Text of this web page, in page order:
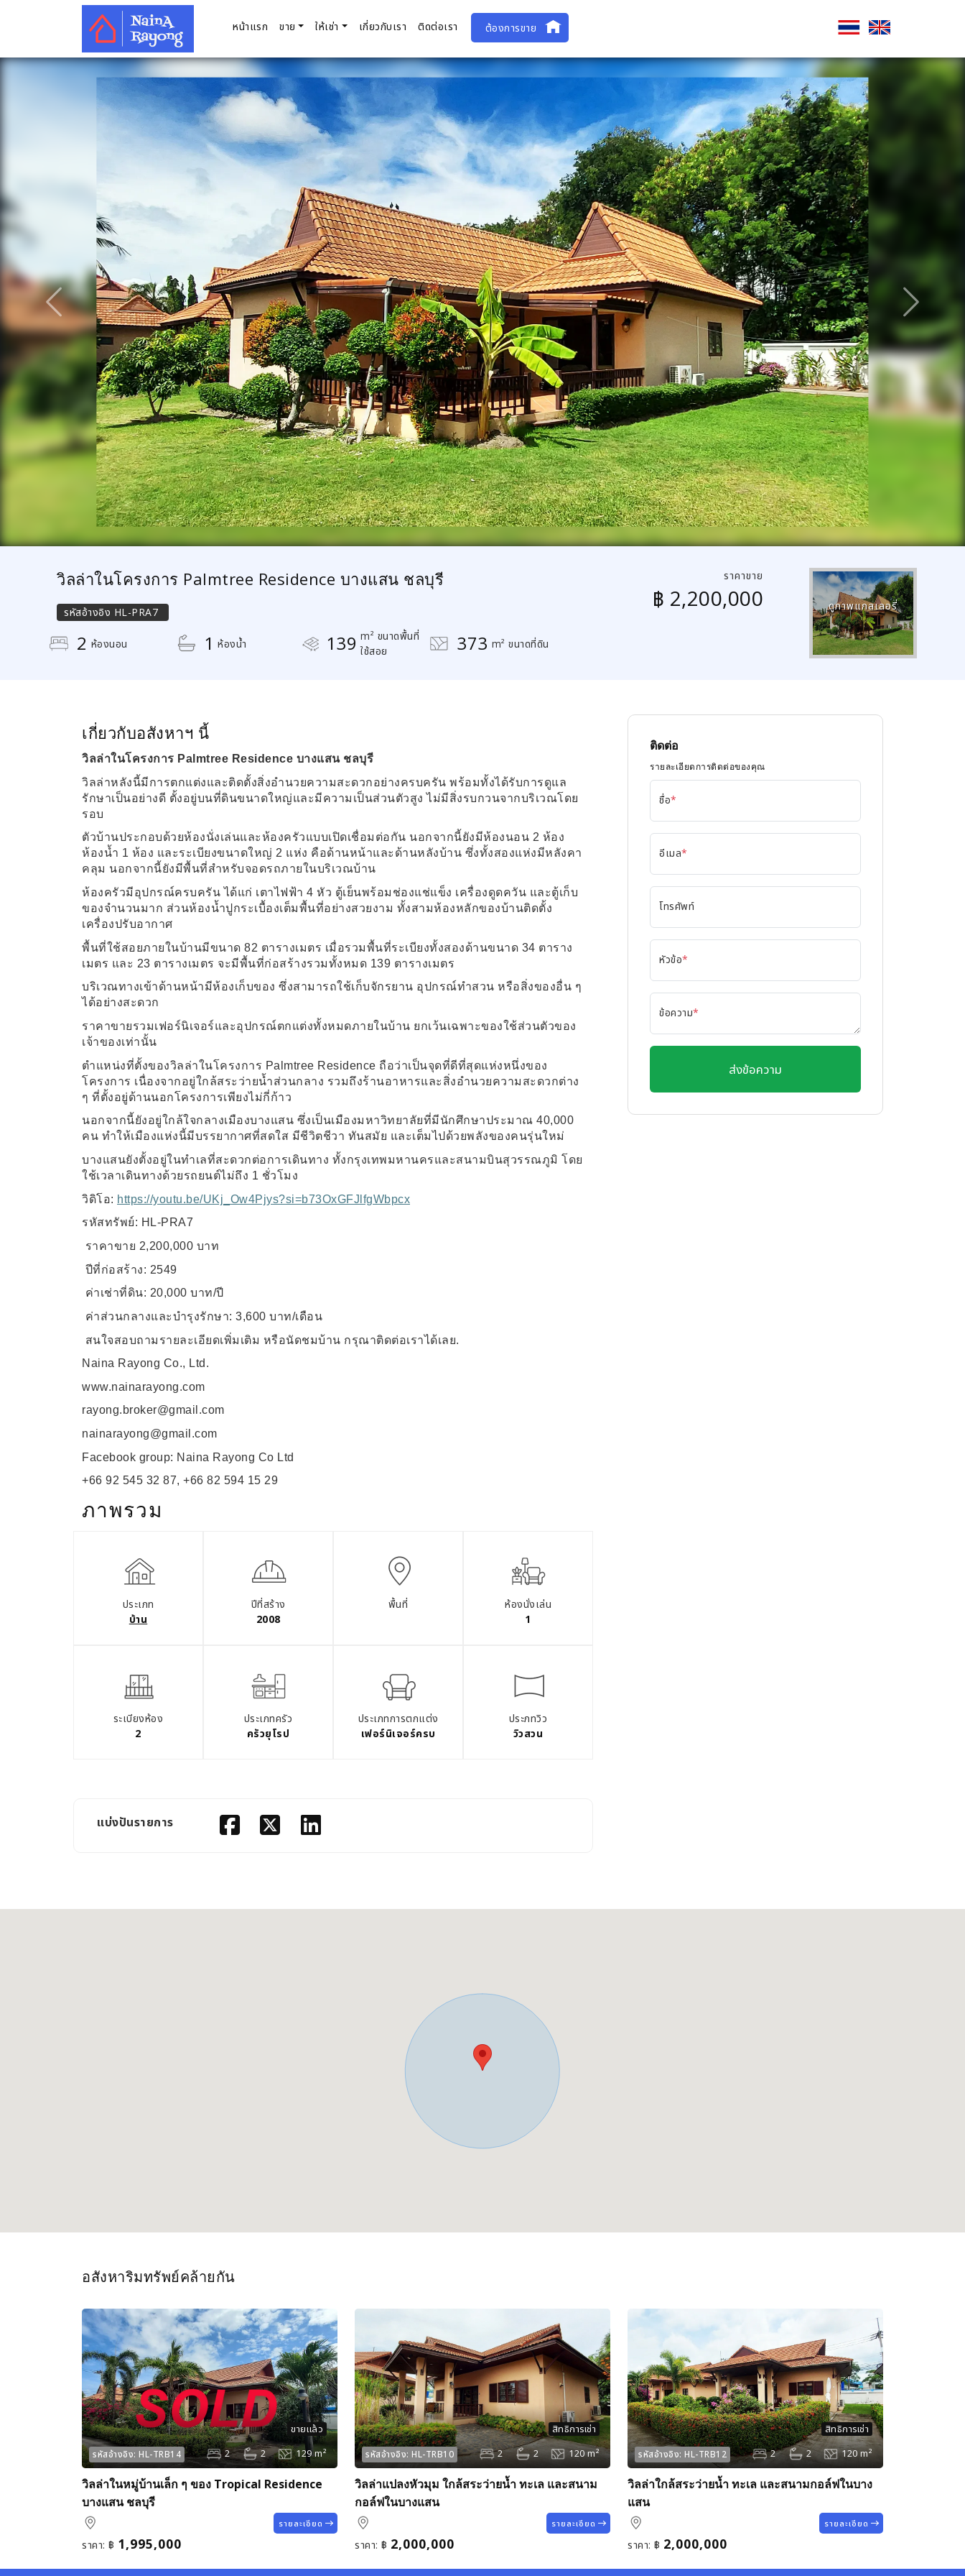
หน้าแรก ขาย ให้เช่า เกี่ยวกับเรา ติดต่อเรา ต้องการขาย
ก่อนหน้า ถัดไป
วิลล่าในโครงการ Palmtree Residence บางแสน ชลบุรี
รหัสอ้างอิง HL-PRA7
2 ห้องนอน 1 ห้องน้ำ 139 m² ขนาดพื้นที่
ใช้สอย
373 m² ขนาดที่ดิน
ราคาขาย
฿ 2,200,000 ดูภาพแกลเลอรี่
เกี่ยวกับอสังหาฯ นี้
วิลล่าในโครงการ Palmtree Residence บางแสน ชลบุรี
วิลล่าหลังนี้มีการตกแต่งและติดตั้งสิ่งอำนวยความสะดวกอย่างครบครัน พร้อมทั้งได้รับการดูแล
รักษาเป็นอย่างดี ตั้งอยู่บนที่ดินขนาดใหญ่และมีความเป็นส่วนตัวสูง ไม่มีสิ่งรบกวนจากบริเวณโดย
รอบ
ตัวบ้านประกอบด้วยห้องนั่งเล่นและห้องครัวแบบเปิดเชื่อมต่อกัน นอกจากนี้ยังมีห้องนอน 2 ห้อง
ห้องน้ำ 1 ห้อง และระเบียงขนาดใหญ่ 2 แห่ง คือด้านหน้าและด้านหลังบ้าน ซึ่งทั้งสองแห่งมีหลังคา
คลุม นอกจากนี้ยังมีพื้นที่สำหรับจอดรถภายในบริเวณบ้าน
ห้องครัวมีอุปกรณ์ครบครัน ได้แก่ เตาไฟฟ้า 4 หัว ตู้เย็นพร้อมช่องแช่แข็ง เครื่องดูดควัน และตู้เก็บ
ของจำนวนมาก ส่วนห้องน้ำปูกระเบื้องเต็มพื้นที่อย่างสวยงาม ทั้งสามห้องหลักของบ้านติดตั้ง
เครื่องปรับอากาศ
พื้นที่ใช้สอยภายในบ้านมีขนาด 82 ตารางเมตร เมื่อรวมพื้นที่ระเบียงทั้งสองด้านขนาด 34 ตาราง
เมตร และ 23 ตารางเมตร จะมีพื้นที่ก่อสร้างรวมทั้งหมด 139 ตารางเมตร
บริเวณทางเข้าด้านหน้ามีห้องเก็บของ ซึ่งสามารถใช้เก็บจักรยาน อุปกรณ์ทำสวน หรือสิ่งของอื่น ๆ
ได้อย่างสะดวก
ราคาขายรวมเฟอร์นิเจอร์และอุปกรณ์ตกแต่งทั้งหมดภายในบ้าน ยกเว้นเฉพาะของใช้ส่วนตัวของ
เจ้าของเท่านั้น
ตำแหน่งที่ตั้งของวิลล่าในโครงการ Palmtree Residence ถือว่าเป็นจุดที่ดีที่สุดแห่งหนึ่งของ
โครงการ เนื่องจากอยู่ใกล้สระว่ายน้ำส่วนกลาง รวมถึงร้านอาหารและสิ่งอำนวยความสะดวกต่าง
ๆ ที่ตั้งอยู่ด้านนอกโครงการเพียงไม่กี่ก้าว
นอกจากนี้ยังอยู่ใกล้ใจกลางเมืองบางแสน ซึ่งเป็นเมืองมหาวิทยาลัยที่มีนักศึกษาประมาณ 40,000
คน ทำให้เมืองแห่งนี้มีบรรยากาศที่สดใส มีชีวิตชีวา ทันสมัย และเต็มไปด้วยพลังของคนรุ่นใหม่
บางแสนยังตั้งอยู่ในทำเลที่สะดวกต่อการเดินทาง ทั้งกรุงเทพมหานครและสนามบินสุวรรณภูมิ โดย
ใช้เวลาเดินทางด้วยรถยนต์ไม่ถึง 1 ชั่วโมง
วิดิโอ: https://youtu.be/UKj_Ow4Pjys?si=b73OxGFJlfgWbpcx
รหัสทรัพย์: HL-PRA7
ราคาขาย 2,200,000 บาท
ปีที่ก่อสร้าง: 2549
ค่าเช่าที่ดิน: 20,000 บาท/ปี
ค่าส่วนกลางและบำรุงรักษา: 3,600 บาท/เดือน
สนใจสอบถามรายละเอียดเพิ่มเติม หรือนัดชมบ้าน กรุณาติดต่อเราได้เลย.
Naina Rayong Co., Ltd.
www.nainarayong.com
rayong.broker@gmail.com
nainarayong@gmail.com
Facebook group: Naina Rayong Co Ltd
+66 92 545 32 87, +66 82 594 15 29
ภาพรวม
ประเภท
บ้าน
ปีที่สร้าง
2008
พื้นที่
ห้องนั่งเล่น
1
ระเบียงห้อง
2
ประเภทครัว
ครัวยุโรป
ประเภทการตกแต่ง
เฟอร์นิเจอร์ครบ
ประภทวิว
วิวสวน
แบ่งปันรายการ
ติดต่อ
รายละเอียดการติดต่อของคุณ
ชื่อ*
อีเมล*
โทรศัพท์
หัวข้อ*
ข้อความ*
ส่งข้อความ
อสังหาริมทรัพย์คล้ายกัน
ขายแล้ว
รหัสอ้างอิง: HL-TRB14 2 2 129 m²
วิลล่าในหมู่บ้านเล็ก ๆ ของ Tropical Residence
บางแสน ชลบุรี
ราคา: ฿ 1,995,000
รายละเอียด
สิทธิการเช่า
รหัสอ้างอิง: HL-TRB10 2 2 120 m²
วิลล่าแปลงหัวมุม ใกล้สระว่ายน้ำ ทะเล และสนาม
กอล์ฟในบางแสน
ราคา: ฿ 2,000,000
รายละเอียด
สิทธิการเช่า
รหัสอ้างอิง: HL-TRB12 2 2 120 m²
วิลล่าใกล้สระว่ายน้ำ ทะเล และสนามกอล์ฟในบาง
แสน
ราคา: ฿ 2,000,000
รายละเอียด